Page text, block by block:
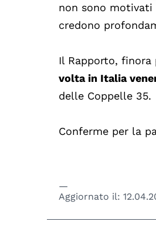
non sono motivati
credono
Il Rapporto,
volta in Italia
delle Coppelle 35.
Conferme per la
Aggiornato il: